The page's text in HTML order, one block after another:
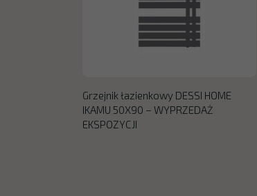
Grzejnik łazienkowy DESSI HOME
IKAMU 50X90 – WYPRZEDAŻ
EKSPOZYCJI